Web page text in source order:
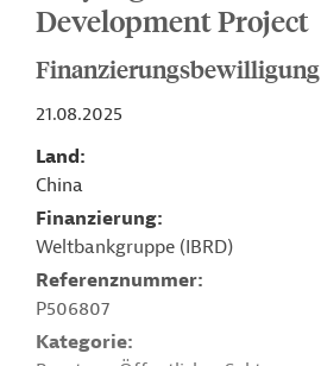
Development Project
Finanzierungsbewilligung
21.08.2025
Land
China
Finanzierung
Weltbankgruppe (IBRD)
Referenznummer
P506807
Kategorie